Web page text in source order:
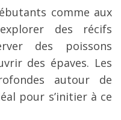
comme aux
des récifs
des poissons
des épaves. Les
autour de
pour s’initier à ce